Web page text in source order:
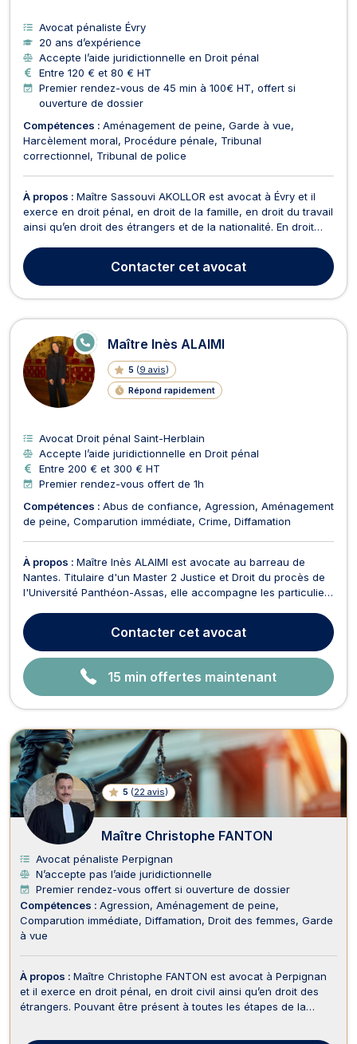
Avocat pénaliste Évry
20 ans d’expérience
Accepte l’aide juridictionnelle en Droit pénal
Entre 120 € et 80 € HT
Premier rendez-vous de 45 min à 100€ HT, offert si
ouverture de dossier
Compétences : Aménagement de peine Garde à vue
Harcèlement moral Procédure pénale
Tribunal
correctionnel
Tribunal de police
À propos : Maître Sassouvi AKOLLOR est avocat à Évry et il
exerce en droit pénal, en droit de la famille, en droit du travail
ainsi qu’en droit des étrangers et de la nationalité. En droit
si vous souhaitez demander un aménagement de peine. Il
vous défend avec ferveur devant ...
Contacter cet avocat
Maître Inès ALAIMI
5 (9 avis)
Répond rapidement
E
N
LI
G
N
E
Avocat Droit pénal Saint-Herblain
Accepte l’aide juridictionnelle en Droit pénal
Entre 200 € et 300 € HT
Premier rendez-vous offert de 1h
Compétences : Abus de confiance Agression Aménagement
de peine Comparution immédiate Crime Diffamation
À propos : Maître Inès ALAIMI est avocate au barreau de
Nantes. Titulaire d'un Master 2 Justice et Droit du procès de
l'Université Panthéon-Assas, elle accompagne les particuliers
l'écoute de ses clients, elle privilégie un accompagnement
personnalisé, fondé sur la disp...
Contacter cet avocat
15 min offertes maintenant
5 (22 avis)
Maître Christophe FANTON
Avocat pénaliste Perpignan
N’accepte pas l’aide juridictionnelle
Premier rendez-vous offert si ouverture de dossier
Compétences : Agression Aménagement de peine
Comparution immédiate Diffamation Droit des femmes Garde
à vue
À propos : Maître Christophe FANTON est avocat à Perpignan
et il exerce en droit pénal, en droit civil ainsi qu’en droit des
étrangers. Pouvant être présent à toutes les étapes de la